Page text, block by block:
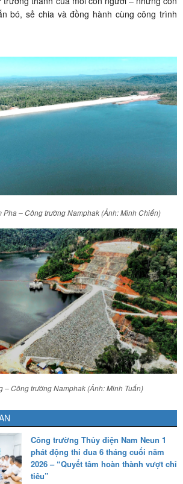
bó, sẻ chia và đồng hành cùng công trình
Pha – Công trường Namphak (Ảnh: Minh Chiến)
– Công trường Namphak (Ảnh: Minh Tuấn)
Công trường Thủy điện Nam Neun 1
phát động thi đua 6 tháng cuối năm
2026 – “Quyết tâm hoàn thành vượt chỉ
tiêu”